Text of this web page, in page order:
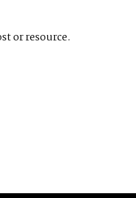
or resource.